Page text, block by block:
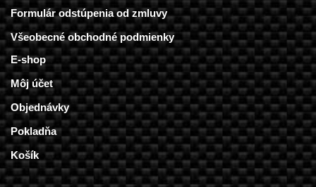
Formulár odstúpenia od zmluvy
Všeobecné obchodné podmienky
E-shop
Môj účet
Objednávky
Pokladňa
Košík